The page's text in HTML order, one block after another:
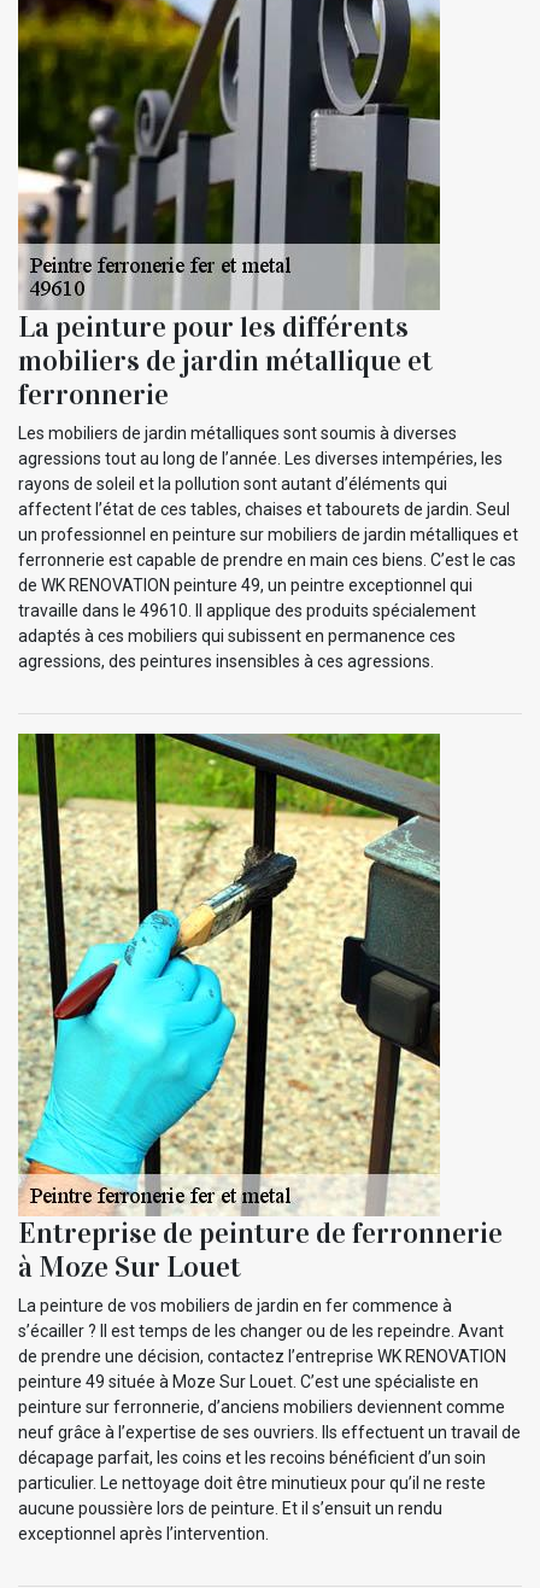
La peinture pour les différents
mobiliers de jardin métallique et
ferronnerie
Les mobiliers de jardin métalliques sont soumis à diverses
agressions tout au long de l’année. Les diverses intempéries, les
rayons de soleil et la pollution sont autant d’éléments qui
affectent l’état de ces tables, chaises et tabourets de jardin. Seul
un professionnel en peinture sur mobiliers de jardin métalliques et
ferronnerie est capable de prendre en main ces biens. C’est le cas
de WK RENOVATION peinture 49, un peintre exceptionnel qui
travaille dans le 49610. Il applique des produits spécialement
adaptés à ces mobiliers qui subissent en permanence ces
agressions, des peintures insensibles à ces agressions.
Entreprise de peinture de ferronnerie
à Moze Sur Louet
La peinture de vos mobiliers de jardin en fer commence à
s’écailler ? Il est temps de les changer ou de les repeindre. Avant
de prendre une décision, contactez l’entreprise WK RENOVATION
peinture 49 située à Moze Sur Louet. C’est une spécialiste en
peinture sur ferronnerie, d’anciens mobiliers deviennent comme
neuf grâce à l’expertise de ses ouvriers. Ils effectuent un travail de
décapage parfait, les coins et les recoins bénéficient d’un soin
particulier. Le nettoyage doit être minutieux pour qu’il ne reste
aucune poussière lors de peinture. Et il s’ensuit un rendu
exceptionnel après l’intervention.